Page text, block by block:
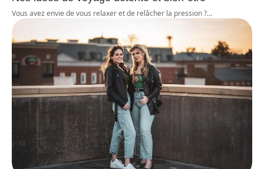
Vous avez envie de vous relaxer et de relâcher la pression ?…